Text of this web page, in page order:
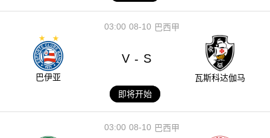
08-10
03:00 巴西甲
巴伊亚
V - S
瓦斯科达伽马
即将开始
08-10
03:00 巴西甲